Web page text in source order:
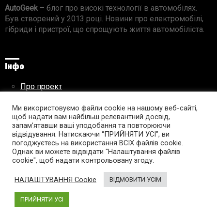
AutoGeek– блог про високі технології в автомобілях.
Був створений у 2013 році. Новини про електромобілі,
гібриди і пристрої, що спрощують життя автомобіліста.
Інфо
Про проект
Правила використання матеріалів
Підпишись на AutoGeek!
facebooktwitter instagramyoutube tumblr linkedin
Ми використовуємо файли cookie на нашому веб-сайті,
щоб надати вам найбільш релевантний досвід,
запам’ятавши ваші уподобання та повторюючи
відвідування. Натискаючи “ПРИЙНЯТИ УСІ”, ви
погоджуєтесь на використання ВСІХ файлів cookie.
Однак ви можете відвідати "Налаштування файлів
cookie", щоб надати контрольовану згоду.
НАЛАШТУВАННЯ Cookie ВІДМОВИТИ УСІМ
ПРИЙНЯТИ УСІ